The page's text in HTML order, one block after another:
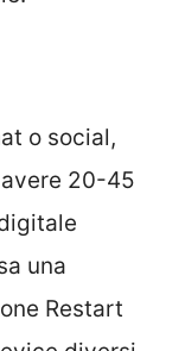
o social,
20-45
una
Restart